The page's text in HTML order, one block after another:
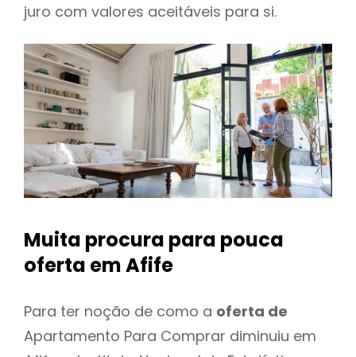
juro com valores aceitáveis para si.
Muita procura para pouca
oferta em Afife
Para ter noção de como a oferta de
Apartamento Para Comprar diminuiu em